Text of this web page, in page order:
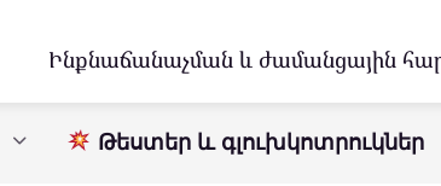
Ինքնաճանաչման և ժամանցային
Թեստեր և գլուխկոտրուկներ